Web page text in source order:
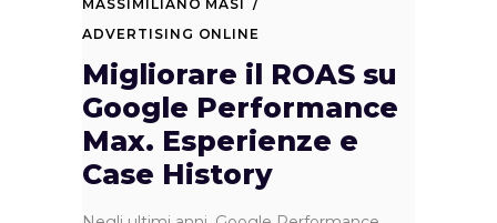
MASSIMILIANO MASI
ADVERTISING ONLINE
Migliorare il ROAS su
Google Performance
Max. Esperienze e
Case History